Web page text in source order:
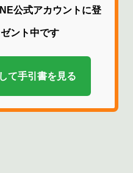
公式アカウントに登
ント中です
て手引書を見る